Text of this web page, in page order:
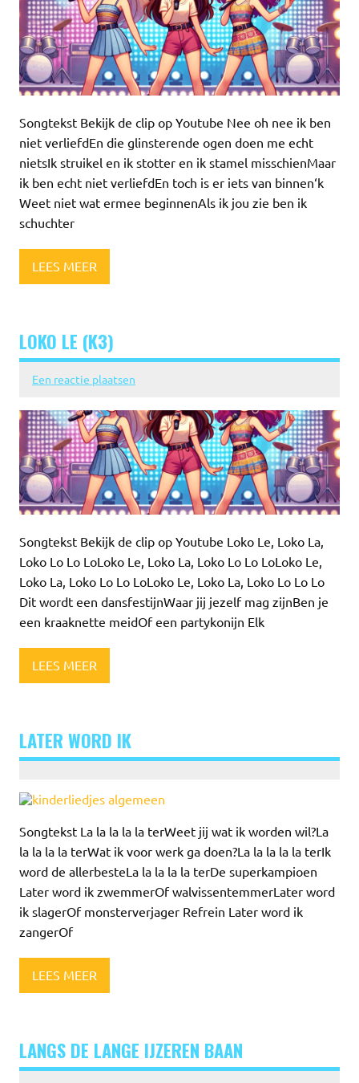
Songtekst Bekijk de clip op Youtube Nee oh nee ik ben
niet verliefdEn die glinsterende ogen doen me echt
nietsIk struikel en ik stotter en ik stamel misschienMaar
ik ben echt niet verliefdEn toch is er iets van binnen‘k
Weet niet wat ermee beginnenAls ik jou zie ben ik
schuchter
LEES MEER
LOKO LE (K3)
Een reactie plaatsen
Songtekst Bekijk de clip op Youtube Loko Le, Loko La,
Loko Lo Lo LoLoko Le, Loko La, Loko Lo Lo LoLoko Le,
Loko La, Loko Lo Lo LoLoko Le, Loko La, Loko Lo Lo Lo
Dit wordt een dansfestijnWaar jij jezelf mag zijnBen je
een kraaknette meidOf een partykonijn Elk
LEES MEER
LATER WORD IK
Songtekst La la la la la terWeet jij wat ik worden wil?La
la la la la terWat ik voor werk ga doen?La la la la la terIk
word de allerbesteLa la la la la terDe superkampioen
Later word ik zwemmerOf walvissentemmerLater word
ik slagerOf monsterverjager Refrein Later word ik
zangerOf
LEES MEER
LANGS DE LANGE IJZEREN BAAN